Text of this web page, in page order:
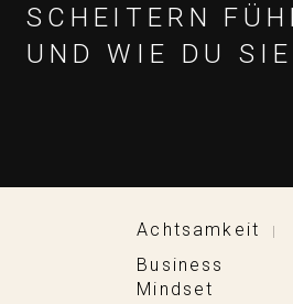
SCHEITERN
UND WIE DU
Achtsamkeit |
Business
Mindset